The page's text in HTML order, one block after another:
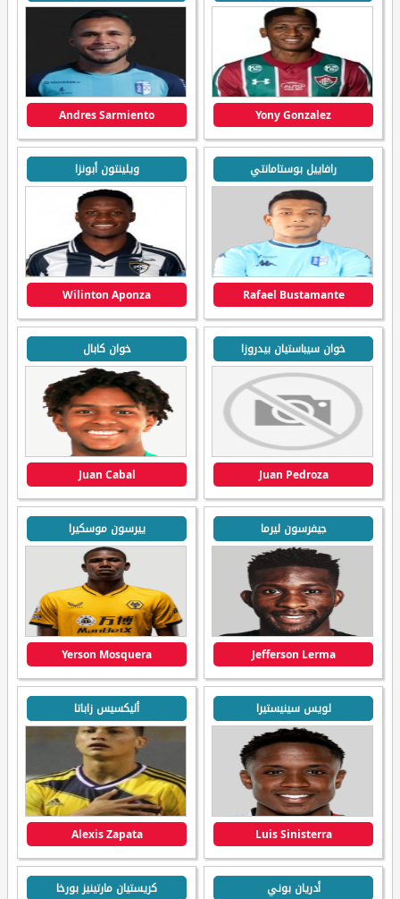
Yony Gonzalez
Andres Sarmiento
رافاييل بوستامانتي
Rafael Bustamante
ويلينتون أبونزا
Wilinton Aponza
خوان سيباستيان بيدروزا
Juan Pedroza
خوان كابال
Juan Cabal
جيفرسون ليرما
Jefferson Lerma
ييرسون موسكيرا
Yerson Mosquera
لويس سينيستيرا
Luis Sinisterra
أليكسيس زاباتا
Alexis Zapata
أدريان بوني كريستيان مارتينيز بورخا